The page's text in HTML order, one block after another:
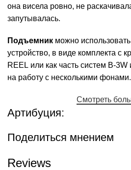
она висела ровно, не
запутывалась.
Подъемник можно
устройство, в виде комплекта с
REEL или как часть систем B-3W
на работу с несколькими фонами.
Смотреть
Артибуция:
Поделиться мнением
Reviews